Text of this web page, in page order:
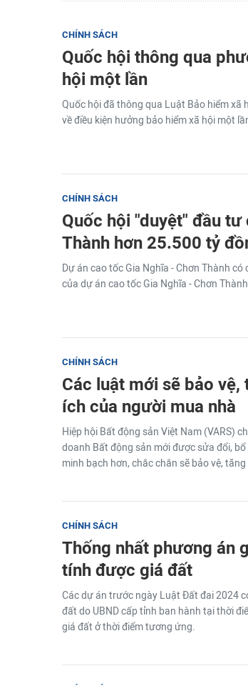
CHÍNH SÁCH
Quốc hội thông qua
hội một lần
Quốc hội đã thông qua Luật Bảo hiểm xã
về điều kiện hưởng bảo hiểm xã hội một
CHÍNH SÁCH
Quốc hội "duyệt" đầu
Thành hơn 25.500 tỷ
Dự án cao tốc Gia Nghĩa - Chơn Thành
của dự án cao tốc Gia Nghĩa - Chơn
CHÍNH SÁCH
Các luật mới sẽ bảo
ích của người mua nhà
Hiệp hội Bất động sản Việt Nam (VARS)
doanh Bất động sản mới được sửa đổi,
minh bạch hơn, chắc chắn sẽ bảo vệ,
CHÍNH SÁCH
Thống nhất phương án
tính được giá đất
Các dự án trước ngày Luật Đất đai 2024
đất do UBND cấp tỉnh ban hành tại thời
giá đất ở thời điểm tương ứng.